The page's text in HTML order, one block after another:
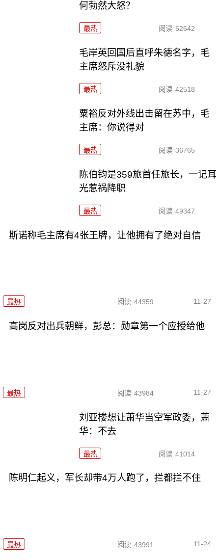
何勃然大怒？
最热 阅读 52642
毛岸英回国后直呼朱德名字，毛
主席怒斥没礼貌
最热 阅读 42518
粟裕反对外线出击留在苏中，毛
主席：你说得对
最热 阅读 36765
陈伯钧是359旅首任旅长，一记耳
光惹祸降职
最热 阅读 49347
斯诺称毛主席有4张王牌，让他拥有了绝对自信
最热 阅读 44359 11-27
高岗反对出兵朝鲜，彭总：勋章第一个应授给他
最热 阅读 43984 11-27
刘亚楼想让萧华当空军政委，萧
华：不去
最热 阅读 41014
陈明仁起义，军长却带4万人跑了，拦都拦不住
最热 阅读 43991 11-24